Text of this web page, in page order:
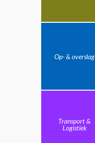
Op- & overslag
Transport &
Logistiek